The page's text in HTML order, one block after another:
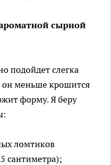
сырной
подойдет слегка
меньше крошится
форму. Я беру
ломтиков
сантиметра);